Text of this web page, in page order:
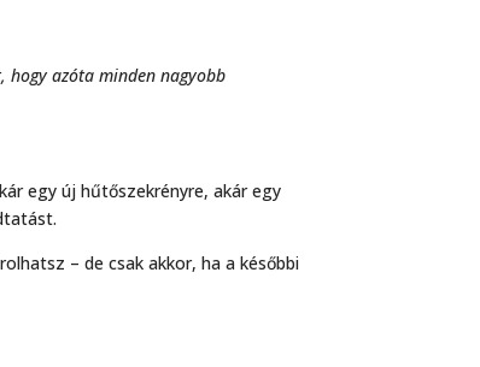
hogy azóta minden nagyobb
egy új hűtőszekrényre, akár egy
– de csak akkor, ha a későbbi